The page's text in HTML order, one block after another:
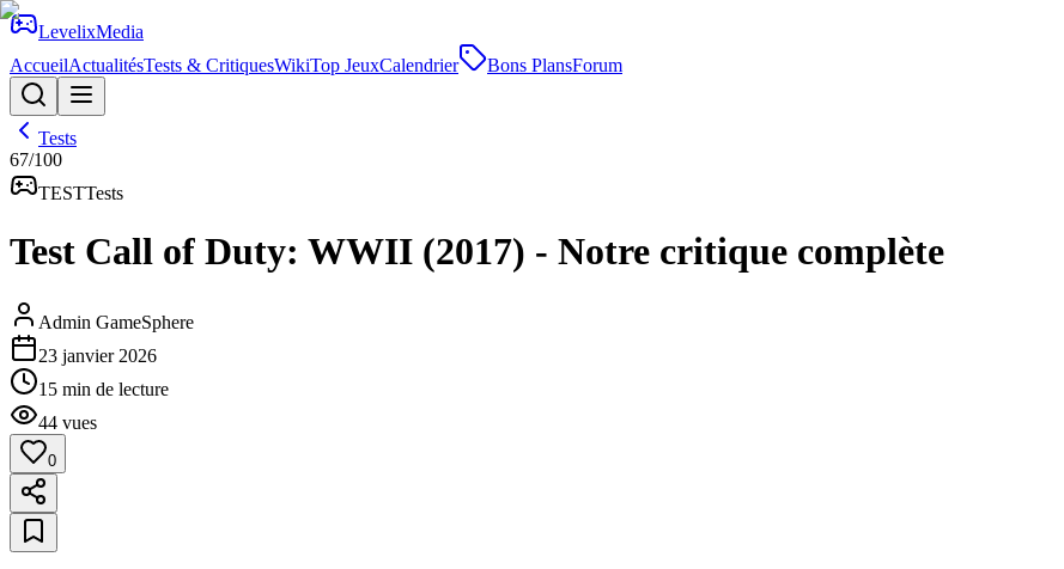
LevelixMedia
AccueilActualitésTests & CritiquesWikiTop JeuxCalendrier Bons PlansForum
Tests
67/100
TESTTests
Test Call of Duty: WWII (2017) - Notre critique complète
Admin GameSphere
23 janvier 2026
15 min de lecture
44 vues
0